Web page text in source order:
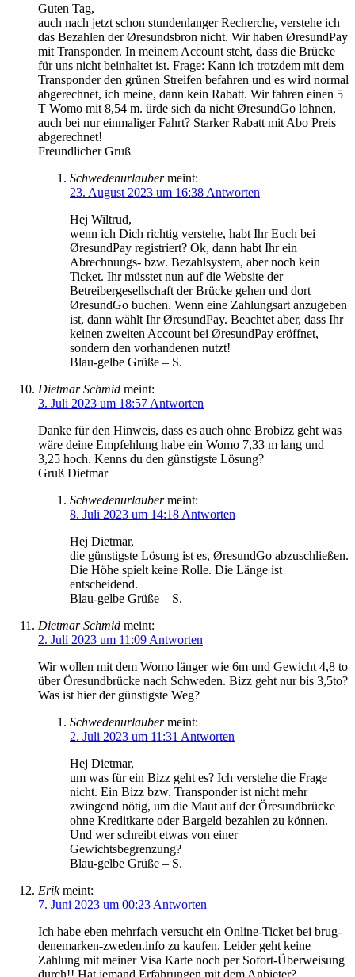
Guten Tag,
auch nach jetzt schon stundenlanger Recherche, verstehe ich
das Bezahlen der Øresundsbron nicht. Wir haben ØresundPay
mit Transponder. In meinem Account steht, dass die Brücke
für uns nicht beinhaltet ist. Frage: Kann ich trotzdem mit dem
Transponder den grünen Streifen befahren und es wird normal
abgerechnet, ich meine, dann kein Rabatt. Wir fahren einen 5
T Womo mit 8,54 m. ürde sich da nicht ØresundGo lohnen,
auch bei nur einmaliger Fahrt? Starker Rabatt mit Abo Preis
abgerechnet!
Freundlicher Gruß
Schwedenurlauber meint:
23. August 2023 um 16:38 Antworten
Hej Wiltrud,
wenn ich Dich richtig verstehe, habt Ihr Euch bei
ØresundPay registriert? Ok, dann habt Ihr ein
Abrechnungs- bzw. Bezahlsystem, aber noch kein
Ticket. Ihr müsstet nun auf die Website der
Betreibergesellschaft der Brücke gehen und dort
ØresundGo buchen. Wenn eine Zahlungsart anzugeben
ist, dann wählt Ihr ØresundPay. Beachtet aber, dass Ihr
keinen zweiten Account bei ØresundPay eröffnet,
sondern den vorhandenen nutzt!
Blau-gelbe Grüße – S.
Dietmar Schmid meint:
3. Juli 2023 um 18:57 Antworten
Danke für den Hinweis, dass es auch ohne Brobizz geht was
wäre deine Empfehlung habe ein Womo 7,33 m lang und
3,25 hoch. Kenns du den günstigste Lösung?
Gruß Dietmar
Schwedenurlauber meint:
8. Juli 2023 um 14:18 Antworten
Hej Dietmar,
die günstigste Lösung ist es, ØresundGo abzuschließen.
Die Höhe spielt keine Rolle. Die Länge ist
entscheidend.
Blau-gelbe Grüße – S.
Dietmar Schmid meint:
2. Juli 2023 um 11:09 Antworten
Wir wollen mit dem Womo länger wie 6m und Gewicht 4,8 to
über Öresundbrücke nach Schweden. Bizz geht nur bis 3,5to?
Was ist hier der günstigste Weg?
Schwedenurlauber meint:
2. Juli 2023 um 11:31 Antworten
Hej Dietmar,
um was für ein Bizz geht es? Ich verstehe die Frage
nicht. Ein Bizz bzw. Transponder ist nicht mehr
zwingend nötig, um die Maut auf der Öresundbrücke
ohne Kreditkarte oder Bargeld bezahlen zu können.
Und wer schreibt etwas von einer
Gewichtsbegrenzung?
Blau-gelbe Grüße – S.
Erik meint:
7. Juni 2023 um 00:23 Antworten
Ich habe eben mehrfach versucht ein Online-Ticket bei brug-
denemarken-zweden.info zu kaufen. Leider geht keine
Zahlung mit meiner Visa Karte noch per Sofort-Überweisung
durch!! Hat jemand Erfahrungen mit dem Anbieter?